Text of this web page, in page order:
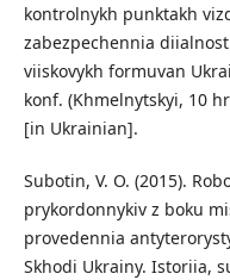
kontrolnykh punktakh
zabezpechennia
viiskovykh formuvan
konf. (Khmelnytskyi, 10
[in Ukrainian].
Subotin, V. O. (2015).
prykordonnykiv z boku
provedennia
Skhodi Ukrainy. Istoriia,